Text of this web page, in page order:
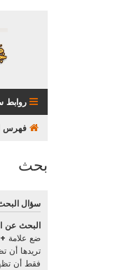
روابط
فهرس
بحث
سؤال
البحث عن
ضع علامة +
تريدها أن
فقط أن